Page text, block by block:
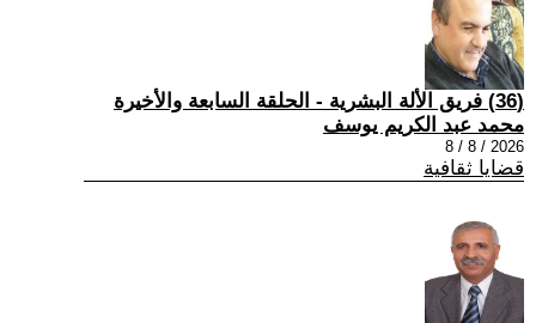
(36) فريق الألة البشرية - الحلقة السابعة والأخيرة
محمد عبد الكريم يوسف
2026 / 8 / 8
قضايا ثقافية